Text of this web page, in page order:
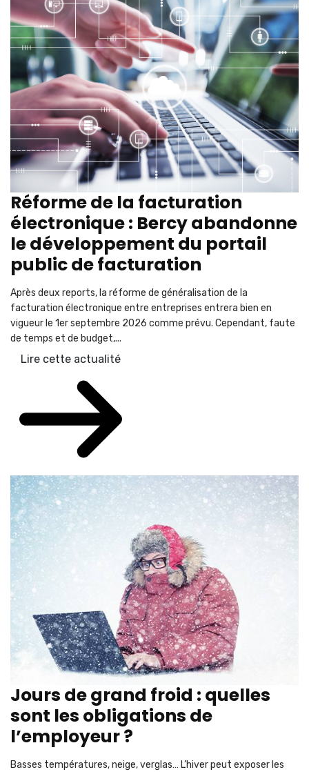
Réforme de la facturation
électronique : Bercy abandonne
le développement du portail
public de facturation
Après deux reports, la réforme de généralisation de la
facturation électronique entre entreprises entrera bien en
vigueur le 1er septembre 2026 comme prévu. Cependant, faute
de temps et de budget,...
Lire cette actualité
Jours de grand froid : quelles
sont les obligations de
l’employeur ?
Basses températures, neige, verglas… L’hiver peut exposer les